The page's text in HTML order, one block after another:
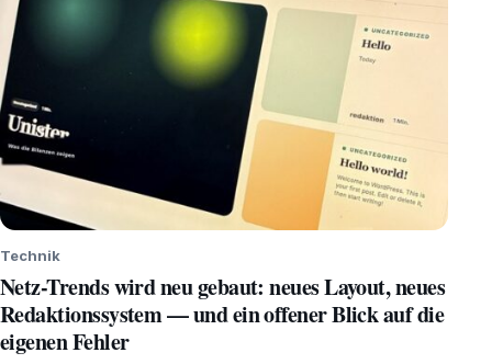
Technik
Netz-Trends wird neu gebaut: neues Layout, neues
Redaktionssystem — und ein offener Blick auf die
eigenen Fehler